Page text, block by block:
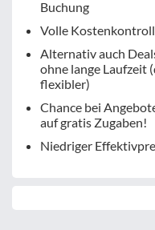
Buchung
Volle
Alternativ auch
ohne lange Laufzeit
flexibler)
Chance bei
auf gratis Zugaben!
Niedriger